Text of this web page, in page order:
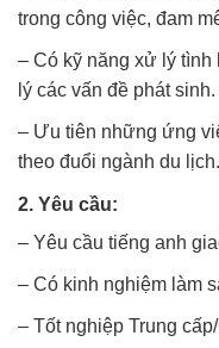
trong công việc, đam
– Có kỹ năng xử lý tình
lý các vấn đề phát sinh.
– Ưu tiên những ứng
theo đuổi ngành du lịch.
2. Yêu cầu:
– Yêu cầu tiếng anh
– Có kinh nghiệm làm
– Tốt nghiệp Trung